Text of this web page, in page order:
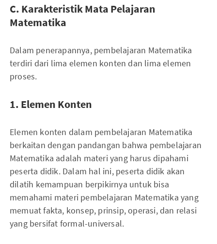
C. Karakteristik Mata Pelajaran
Matematika
Dalam penerapannya, pembelajaran Matematika
terdiri dari lima elemen konten dan lima elemen
proses.
1. Elemen Konten
Elemen konten dalam pembelajaran Matematika
berkaitan dengan pandangan bahwa pembelajaran
Matematika adalah materi yang harus dipahami
peserta didik. Dalam hal ini, peserta didik akan
dilatih kemampuan berpikirnya untuk bisa
memahami materi pembelajaran Matematika yang
memuat fakta, konsep, prinsip, operasi, dan relasi
yang bersifat formal-universal.